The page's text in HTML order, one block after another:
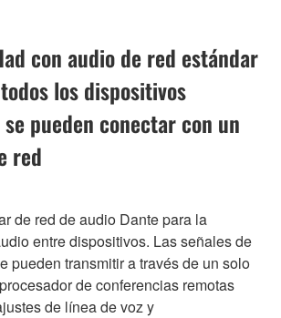
con audio de red estándar
los dispositivos
pueden conectar con un
red
de red de audio Dante para la
entre dispositivos. Las señales de
pueden transmitir a través de un solo
de conferencias remotas
de línea de voz y